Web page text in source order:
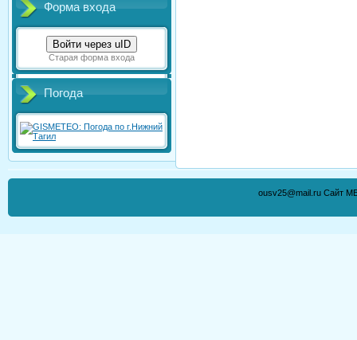
Форма входа
Войти через uID
Старая форма входа
Погода
ousv25@mail.ru Сайт